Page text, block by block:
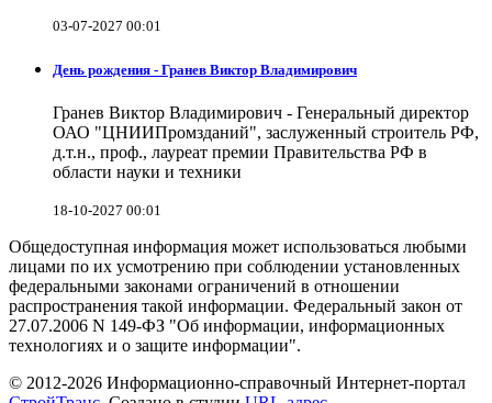
03-07-2027 00:01
День рождения - Гранев Виктор Владимирович
Гранев Виктор Владимирович - Генеральный директор
ОАО "ЦНИИПромзданий", заслуженный строитель РФ,
д.т.н., проф., лауреат премии Правительства РФ в
области науки и техники
18-10-2027 00:01
Общедоступная информация может использоваться любыми
лицами по их усмотрению при соблюдении установленных
федеральными законами ограничений в отношении
распространения такой информации. Федеральный закон от
27.07.2006 N 149-ФЗ "Об информации, информационных
технологиях и о защите информации".
© 2012-2026 Информационно-справочный Интернет-портал